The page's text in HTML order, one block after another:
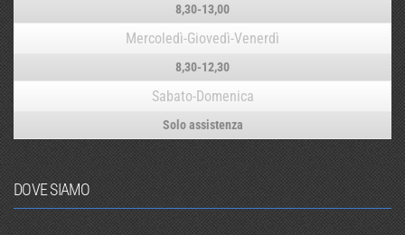
8,30-13,00
Mercoledì-Giovedì-Venerdì
8,30-12,30
Sabato-Domenica
Solo assistenza
DOVE SIAMO